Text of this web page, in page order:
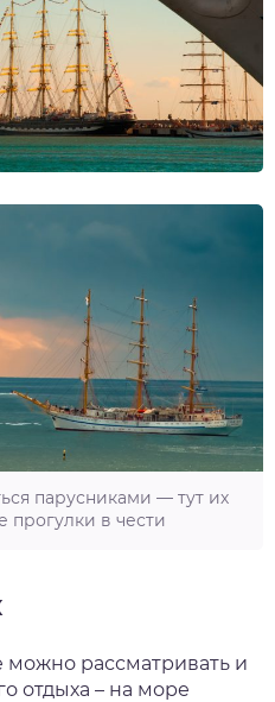
парусниками — тут их
прогулки в чести
можно рассматривать и
отдыха – на море